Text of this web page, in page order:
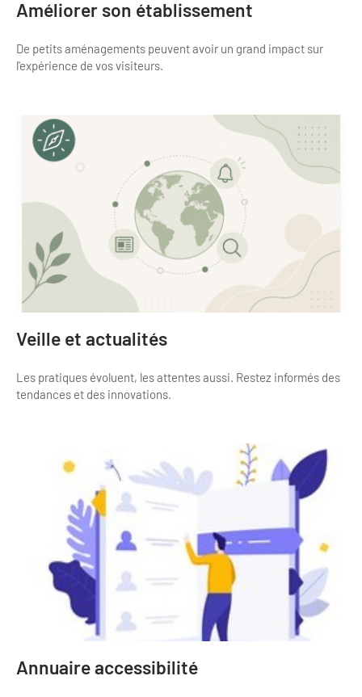
Améliorer son établissement
De petits aménagements peuvent avoir un grand impact sur
l'expérience de vos visiteurs.
Veille et actualités
Les pratiques évoluent, les attentes aussi. Restez informés des
tendances et des innovations.
Annuaire accessibilité